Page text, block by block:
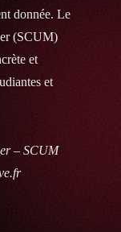
donnée. Le
(SCUM)
et
et
– SCUM